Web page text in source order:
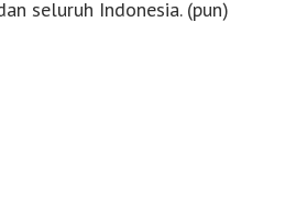
seluruh Indonesia. (pun)